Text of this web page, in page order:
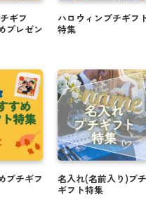
ギフ
プレゼン
プチギフ
ハロウィンプチギフ
特集
名入れ(名前入り)プチ
ギフト特集